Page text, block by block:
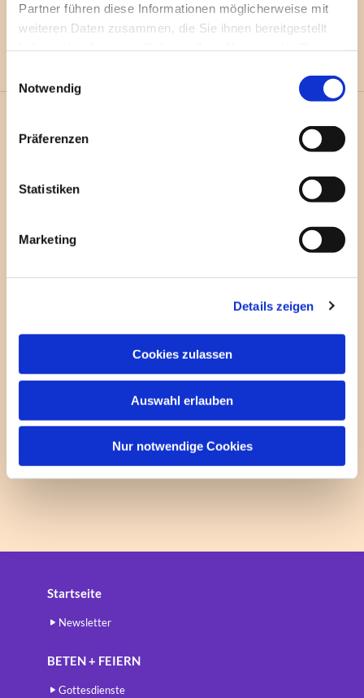
Partner führen diese Informationen möglicherweise mit
weiteren Daten zusammen, die Sie ihnen bereitgestellt
i
Notwendig
Präferenzen
Statistiken
Marketing
Details zeigen
Cookies zulassen
Auswahl erlauben
Nur notwendige Cookies
Startseite
Newsletter
BETEN + FEIERN
Gottesdienste